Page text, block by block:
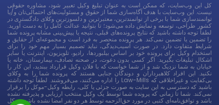
کل این وب‌سایت، که ممکن است به عنوان تبلیغ وکیل تعبیر شود، مشاوره حقوقی
نیست. این وب‌سایت با هدف آگاه‌سازی شما از حقوق و مسئولیت‌های احتمالی‌تان و/یا
توانمندسازی شما با برخی از توانمندترین، معتبرترین و دلسوزترین وکلای دادگستری در
کشور طراحی، توسعه و نمایش داده می‌شود؛ تا بتوانید عدالت کامل را به دست آورید.
لطفاً توجه داشته باشید که نتایج پرونده‌های قبلی، نتیجه یا پیش‌بینی مشابه پرونده شما
را تضمین یا تضمین نمی‌کند. هر پرونده منحصر به فرد است و مجموعه‌ای از حقایق و
شرایط متفاوت دارد. در صورت آسیب‌دیدگی، نباید تصمیم بسیار مهم خود را برای
استخدام وکیل برای پرونده خود بر اساس بیلبوردها، رادیو، تلویزیون، اینترنت یا سایر
اشکال تبلیغات بگیرید. اگر کسی بدون دعوت، در صحنه تصادف، بیمارستان، خانه یا
خیابان به شما نزدیک شد و از شما خواست که با فلان وکیل قرارداد ببندید، این کار را
نکنید. این افراد کلاهبرداران و دوندگان جنایی هستند که پرونده شما را به وکلای
بی‌کفایت و غیراخلاقی که Law-Mills را اداره می‌کنند، می‌فروشند. لطفاً توجه داشته
باشید که دسترسی به این سایت به صورت جزئی یا کلی، رابطه وکیل-موکل را برقرار
نمی‌کند. شما تا زمانی که پرونده شما توسط یک وکیل منتخب ارزیابی و پذیرفته نشده
باشد و توافق‌نامه‌ای کتبی در مورد حق‌الزحمه توسط هر دو نفر امضا نشده باشد، موکل